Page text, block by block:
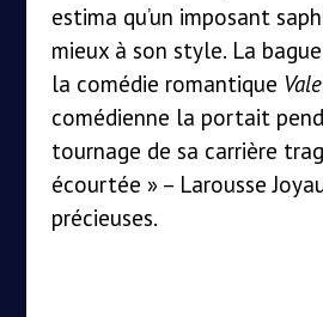
estima qu’un imposant
mieux à son style. La
la comédie romantique
comédienne la portait
tournage de sa carrière
écourtée » – Larousse
précieuses.